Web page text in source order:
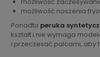
możliwość
możliwość noszenia
Ponadto peruka
kształt i nie wymaga
i przeczesać palcami, aby